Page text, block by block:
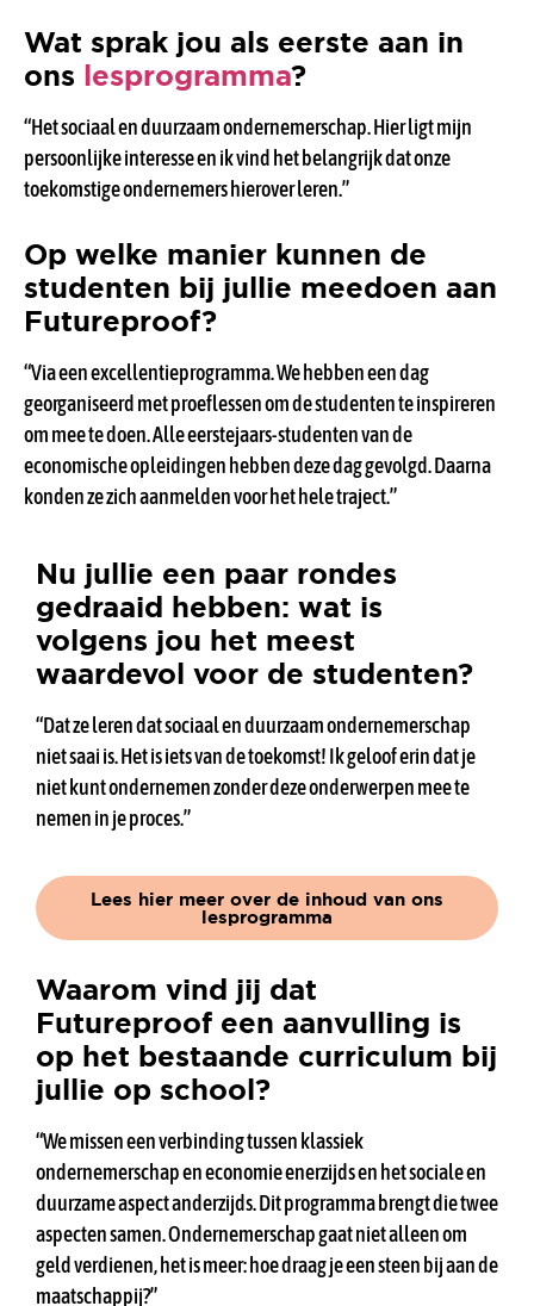
Wat sprak jou als eerste aan in
ons lesprogramma?
“Het sociaal en duurzaam ondernemerschap. Hier ligt mijn
persoonlijke interesse en ik vind het belangrijk dat onze
toekomstige ondernemers hierover leren.”
Op welke manier kunnen de
studenten bij jullie meedoen aan
Futureproof?
“Via een excellentieprogramma. We hebben een dag
georganiseerd met proeflessen om de studenten te inspireren
om mee te doen. Alle eerstejaars-studenten van de
economische opleidingen hebben deze dag gevolgd. Daarna
konden ze zich aanmelden voor het hele traject.”
Nu jullie een paar rondes
gedraaid hebben: wat is
volgens jou het meest
waardevol voor de studenten?
“Dat ze leren dat sociaal en duurzaam ondernemerschap
niet saai is. Het is iets van de toekomst! Ik geloof erin dat je
niet kunt ondernemen zonder deze onderwerpen mee te
nemen in je proces.”
Lees hier meer over de inhoud van ons
lesprogramma
Waarom vind jij dat
Futureproof een aanvulling is
op het bestaande curriculum bij
jullie op school?
“We missen een verbinding tussen klassiek
ondernemerschap en economie enerzijds en het sociale en
duurzame aspect anderzijds. Dit programma brengt die twee
aspecten samen. Ondernemerschap gaat niet alleen om
geld verdienen, het is meer: hoe draag je een steen bij aan de
maatschappij?”